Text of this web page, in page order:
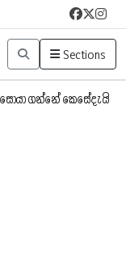
Sections
ගන්නේ කෙසේදැයි